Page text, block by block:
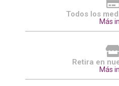
Todos los
Más
Retira en
Más